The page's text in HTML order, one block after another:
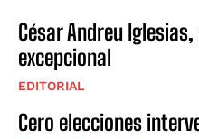
César Andreu
excepcional
EDITORIAL
Cero elecciones